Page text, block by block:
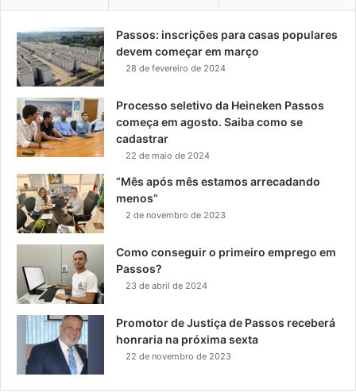
Passos: inscrições para casas populares
devem começar em março
28 de fevereiro de 2024
Processo seletivo da Heineken Passos
começa em agosto. Saiba como se
cadastrar
22 de maio de 2024
“Mês após mês estamos arrecadando
menos”
2 de novembro de 2023
Como conseguir o primeiro emprego em
Passos?
23 de abril de 2024
Promotor de Justiça de Passos receberá
honraria na próxima sexta
22 de novembro de 2023